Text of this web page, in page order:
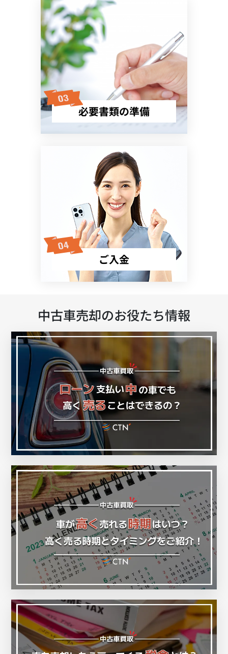
必要書類の準備
ご入金
中古車売却のお役たち情報